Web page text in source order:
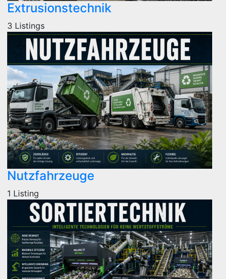
Extrusionstechnik
3 Listings
Nutzfahrzeuge
1 Listing